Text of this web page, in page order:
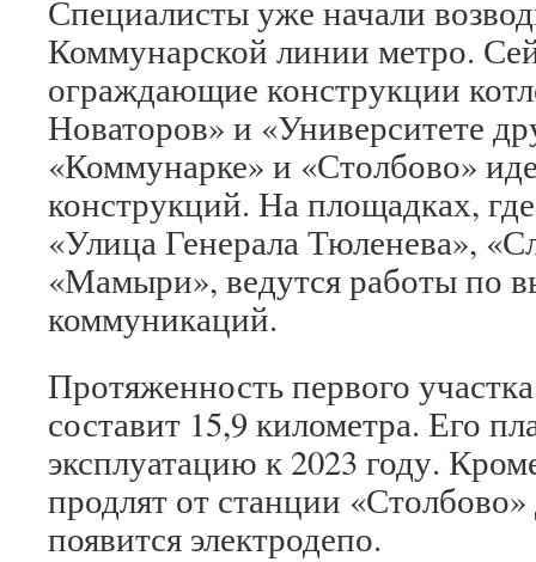
Специалисты уже начали
Коммунарской линии метро.
ограждающие конструкции
Новаторов» и «Университете
«Коммунарке» и «Столбово»
конструкций. На площадках,
«Улица Генерала Тюленева»,
«Мамыри», ведутся работы по
коммуникаций.
Протяженность первого
составит 15,9 километра. Его
эксплуатацию к 2023 году.
продлят от станции
появится электродепо.